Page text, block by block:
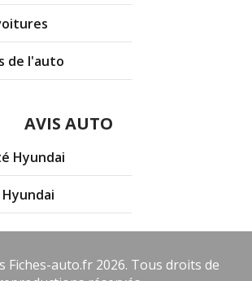
de l'auto
AVIS AUTO
Hyundai
Fiches-auto.fr 2026. Tous droits de